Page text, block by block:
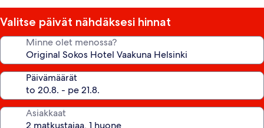
Valitse päivät nähdäksesi hinnat
Minne olet menossa?
Päivämäärät
Asiakkaat